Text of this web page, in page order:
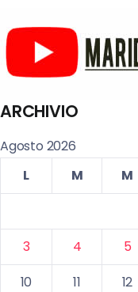
ARCHIVIO
Agosto 2026
L
M M
3
4 5
10
11 12